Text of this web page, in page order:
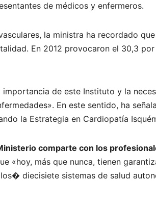
de médicos y enfermeros.
la ministra ha recordado
En 2012 provocaron el 30,3
de este Instituto y la
En este sentido, ha
la Estrategia en Cardiopatía
comparte con los
«hoy, más que nunca, tienen
diecisiete sistemas de salud